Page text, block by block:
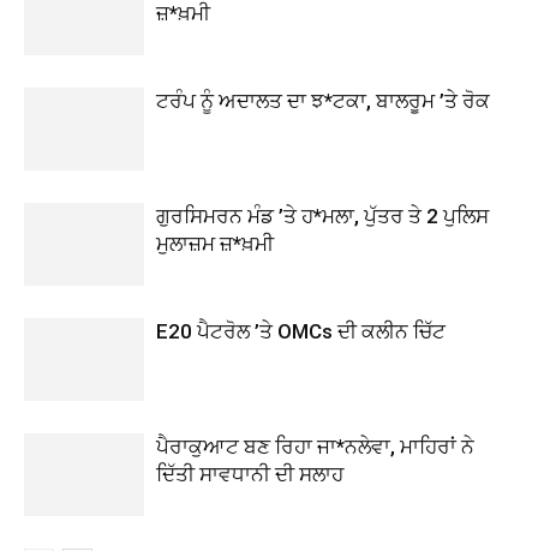
ਜ਼*ਖ਼ਮੀ
ਟਰੰਪ ਨੂੰ ਅਦਾਲਤ ਦਾ ਝ*ਟਕਾ, ਬਾਲਰੂਮ ’ਤੇ ਰੋਕ
ਗੁਰਸਿਮਰਨ ਮੰਡ ’ਤੇ ਹ*ਮਲਾ, ਪੁੱਤਰ ਤੇ 2 ਪੁਲਿਸ
ਮੁਲਾਜ਼ਮ ਜ਼*ਖ਼ਮੀ
E20 ਪੈਟਰੋਲ ’ਤੇ OMCs ਦੀ ਕਲੀਨ ਚਿੱਟ
ਪੈਰਾਕੁਆਟ ਬਣ ਰਿਹਾ ਜਾ*ਨਲੇਵਾ, ਮਾਹਿਰਾਂ ਨੇ
ਦਿੱਤੀ ਸਾਵਧਾਨੀ ਦੀ ਸਲਾਹ